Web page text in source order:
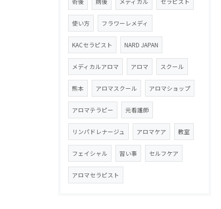
使い方 フラワーレメディ
KACセラピスト NARD JAPAN
メディカルアロマ アロマ スクール
熊本 アロマスクール アロマショップ
アロマテラピー 元看護師
リンパドレナージュ アロマケア 教室
フェイシャル 習い事 セルフケア
アロマセラピスト